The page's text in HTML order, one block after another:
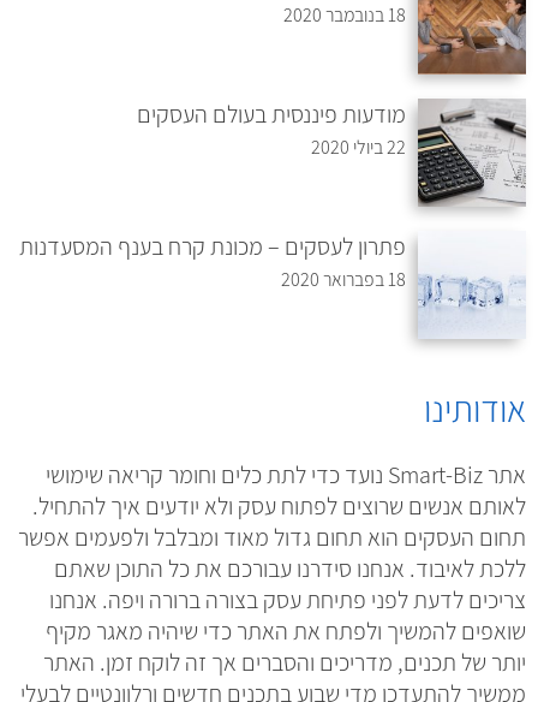
18 בנובמבר 2020
מודעות פיננסית בעולם העסקים
22 ביולי 2020
פתרון לעסקים – מכונת קרח בענף המסעדנות
18 בפברואר 2020
אודותינו
אתר Smart-Biz נועד כדי לתת כלים וחומר קריאה שימושי
לאותם אנשים שרוצים לפתוח עסק ולא יודעים איך להתחיל.
תחום העסקים הוא תחום גדול מאוד ומבלבל ולפעמים אפשר
ללכת לאיבוד. אנחנו סידרנו עבורכם את כל התוכן שאתם
צריכים לדעת לפני פתיחת עסק בצורה ברורה ויפה. אנחנו
שואפים להמשיך ולפתח את האתר כדי שיהיה מאגר מקיף
יותר של תכנים, מדריכים והסברים אך זה לוקח זמן. האתר
ממשיך להתעדכן מדי שבוע בתכנים חדשים ורלוונטיים לבעלי